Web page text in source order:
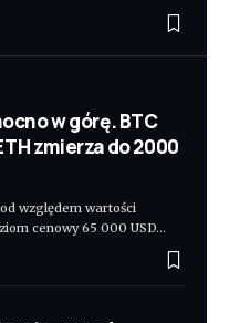
w górę. BTC
zmierza do 2000
względem wartości
cenowy 65 000 USD…